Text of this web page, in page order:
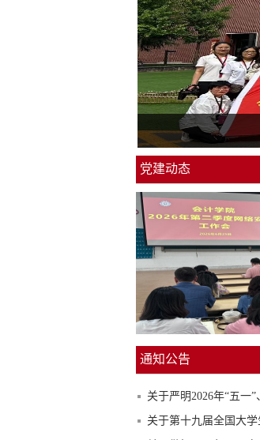
党建动态
通知公告
关于严明2026年“五一
关于第十九届全国大